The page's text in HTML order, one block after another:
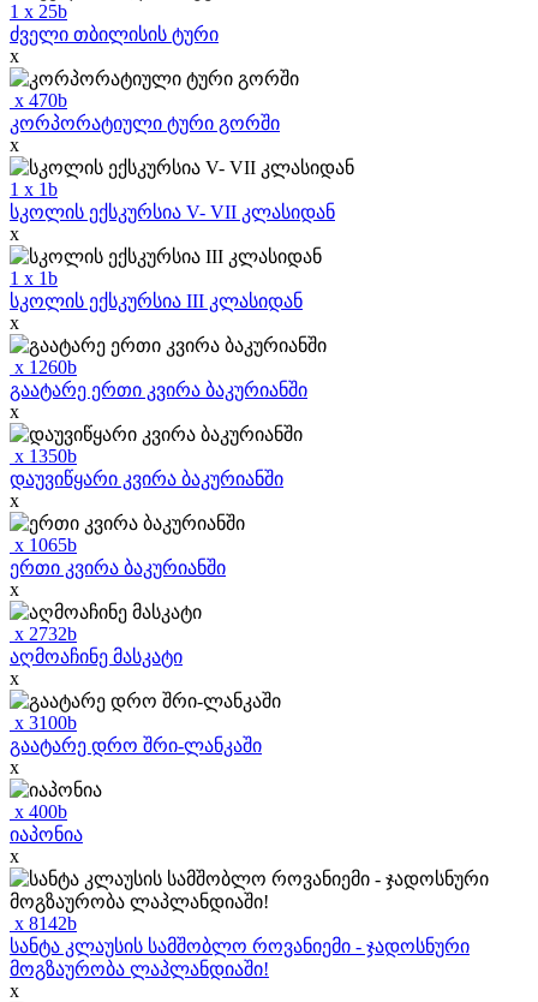
1 x 25b
ძველი თბილისის ტური
x
x 470b
კორპორატიული ტური გორში
x
1 x 1b
სკოლის ექსკურსია V- VII კლასიდან
x
1 x 1b
სკოლის ექსკურსია III კლასიდან
x
x 1260b
გაატარე ერთი კვირა ბაკურიანში
x
x 1350b
დაუვიწყარი კვირა ბაკურიანში
x
x 1065b
ერთი კვირა ბაკურიანში
x
x 2732b
აღმოაჩინე მასკატი
x
x 3100b
გაატარე დრო შრი-ლანკაში
x
x 400b
იაპონია
x
x 8142b
სანტა კლაუსის სამშობლო როვანიემი - ჯადოსნური
მოგზაურობა ლაპლანდიაში!
x